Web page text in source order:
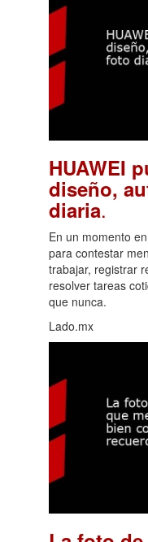
HUAWEI
diseño,
diaria.
En un momento
para contestar
trabajar, registrar
resolver tareas
que nunca.
Lado.mx